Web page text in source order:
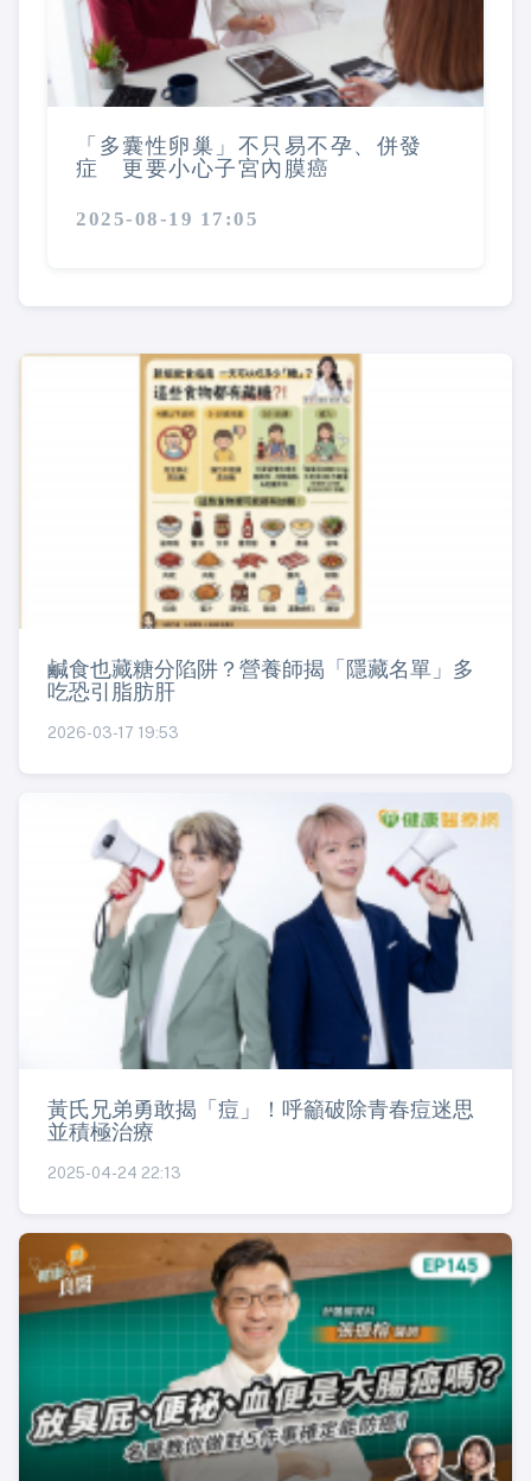
「多囊性卵巢」不只易不孕、併發
症 更要小心子宮內膜癌
2025-08-19 17:05
鹹食也藏糖分陷阱？營養師揭「隱藏名單」多
吃恐引脂肪肝
2026-03-17 19:53
黃氏兄弟勇敢揭「痘」！呼籲破除青春痘迷思
並積極治療
2025-04-24 22:13